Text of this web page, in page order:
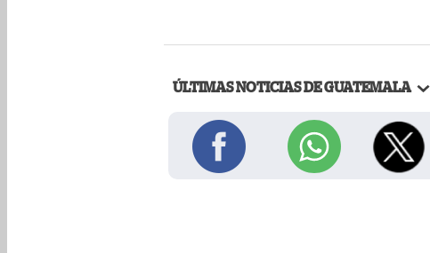
ÚLTIMAS NOTICIAS DE GUATEMALA